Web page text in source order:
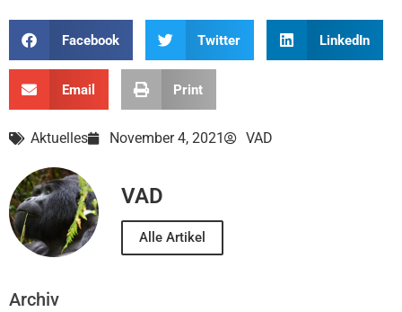
Facebook Twitter LinkedIn
Email Print
Aktuelles November 4, 2021 VAD
VAD
Alle Artikel
Archiv